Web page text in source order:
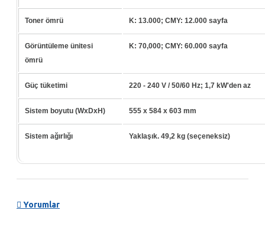
Toner ömrü K: 13.000; CMY: 12.000 sayfa
Görüntüleme ünitesi
ömrü
K: 70,000; CMY: 60.000 sayfa
Güç tüketimi 220 - 240 V / 50/60 Hz; 1,7 kW'den az
Sistem boyutu (WxDxH) 555 x 584 x 603 mm
Sistem ağırlığı Yaklaşık. 49,2 kg (seçeneksiz)
Yorumlar